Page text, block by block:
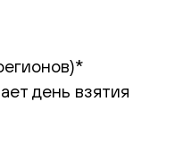
день взятия